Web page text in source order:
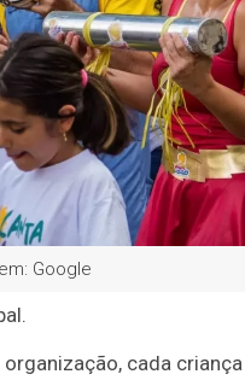
Google
cada